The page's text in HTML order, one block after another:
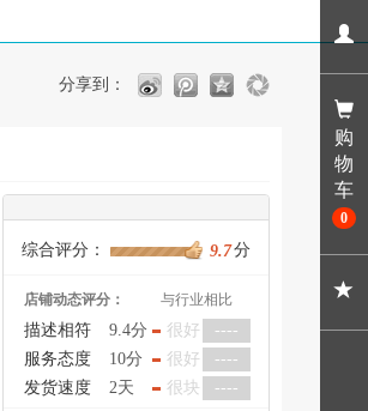
分享到：
综合评分： 9.7分
店铺动态评分： 与行业相比
描述相符 9.4分 很好
----
服务态度
10分 很好
----
发货速度
2天 很块 ----
购
物
车
0